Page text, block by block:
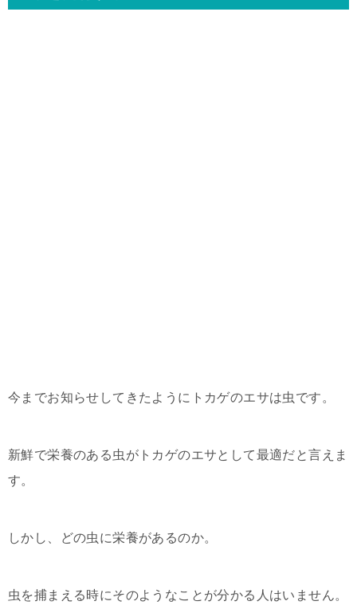
今までお知らせしてきたようにトカゲのエサは虫です。
新鮮で栄養のある虫がトカゲのエサとして最適だと言えま
す。
しかし、どの虫に栄養があるのか。
虫を捕まえる時にそのようなことが分かる人はいません。